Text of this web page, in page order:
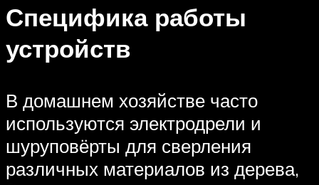
Специфика работы
устройств
В домашнем хозяйстве часто
используются электродрели и
шуруповёрты для сверления
различных материалов из дерева,